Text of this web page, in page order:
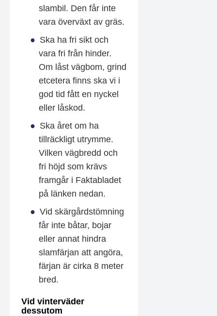
slambil. Den får inte
vara överväxt av gräs.
Ska ha fri sikt och
vara fri från hinder.
Om låst vägbom, grind
etcetera finns ska vi i
god tid fått en nyckel
eller låskod.
Ska året om ha
tillräckligt utrymme.
Vilken vägbredd och
fri höjd som krävs
framgår i Faktabladet
på länken nedan.
Vid skärgårdstömning
får inte båtar, bojar
eller annat hindra
slamfärjan att angöra,
färjan är cirka 8 meter
bred.
Vid vinterväder
dessutom